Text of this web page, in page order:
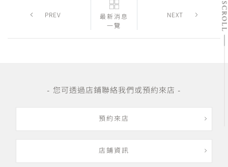
PREV
最新消息
一覽
NEXT
- 您可透過店鋪聯絡我們或預約來店 -
預約來店
店鋪資訊